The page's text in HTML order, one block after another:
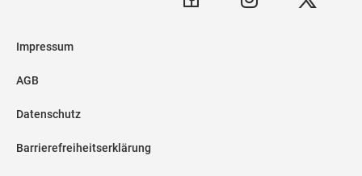
Impressum
AGB
Datenschutz
Barrierefreiheitserklärung